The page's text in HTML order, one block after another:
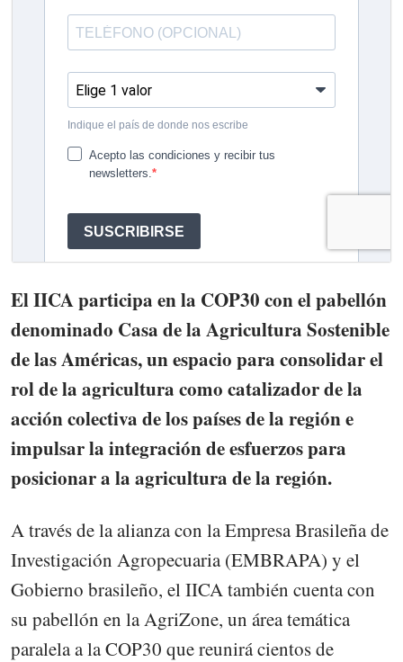
El IICA participa en la COP30 con el pabellón
denominado Casa de la Agricultura Sostenible
de las Américas, un espacio para consolidar el
rol de la agricultura como catalizador de la
acción colectiva de los países de la región e
impulsar la integración de esfuerzos para
posicionar a la agricultura de la región.
A través de la alianza con la Empresa Brasileña de
Investigación Agropecuaria (EMBRAPA) y el
Gobierno brasileño, el IICA también cuenta con
su pabellón en la AgriZone, un área temática
paralela a la COP30 que reunirá cientos de